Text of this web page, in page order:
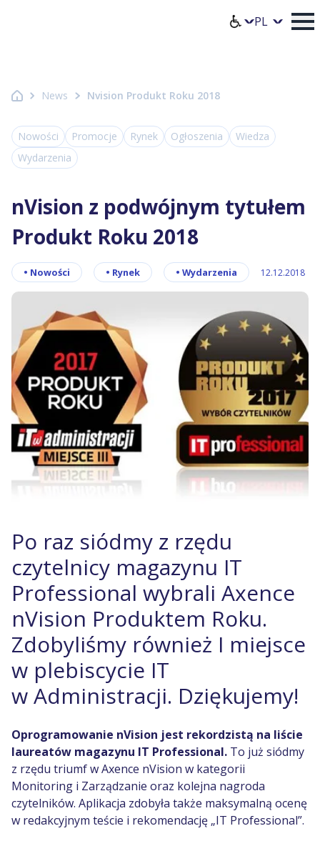
Wybierz
News Nvision Produkt Roku 2018
Nowości Promocje Rynek Ogłoszenia
Wiedza
Wydarzenia
nVision z podwójnym tytułem
Produkt Roku 2018
• Nowości • Rynek • Wydarzenia 12.12.2018
Po raz siódmy z rzędu
czytelnicy magazynu IT
Professional wybrali Axence
nVision Produktem Roku.
Zdobyliśmy również I miejsce
w plebiscycie IT
w Administracji. Dziękujemy!
Oprogramowanie nVision jest rekordzistą na liście
laureatów magazynu IT Professional. To już siódmy
z rzędu triumf w Axence nVision w kategorii
Monitoring i Zarządzanie oraz kolejna nagroda
czytelników. Aplikacja zdobyła także maksymalną ocenę
w redakcyjnym teście i rekomendację „IT Professional”.